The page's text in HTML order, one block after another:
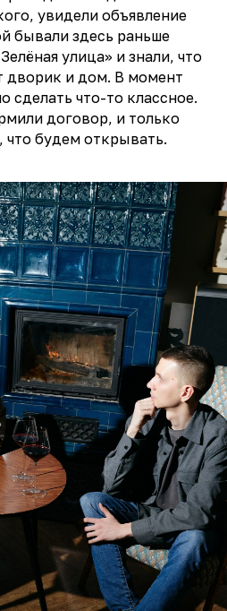
увидели объявление
бывали здесь раньше
улица» и знали, что
дворик и дом. В момент
сделать что-то классное.
договор, и только
что будем открывать.